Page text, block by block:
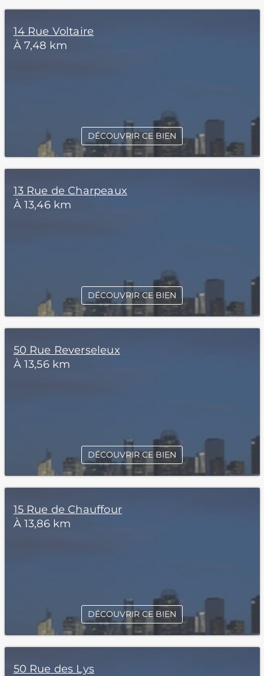
14 Rue Voltaire
À 7,48 km
DÉCOUVRIR CE BIEN
13 Rue de Charpeaux
À 13,46 km
DÉCOUVRIR CE BIEN
50 Rue Reverseleux
À 13,56 km
DÉCOUVRIR CE BIEN
15 Rue de Chauffour
À 13,86 km
DÉCOUVRIR CE BIEN
50 Rue des Lys